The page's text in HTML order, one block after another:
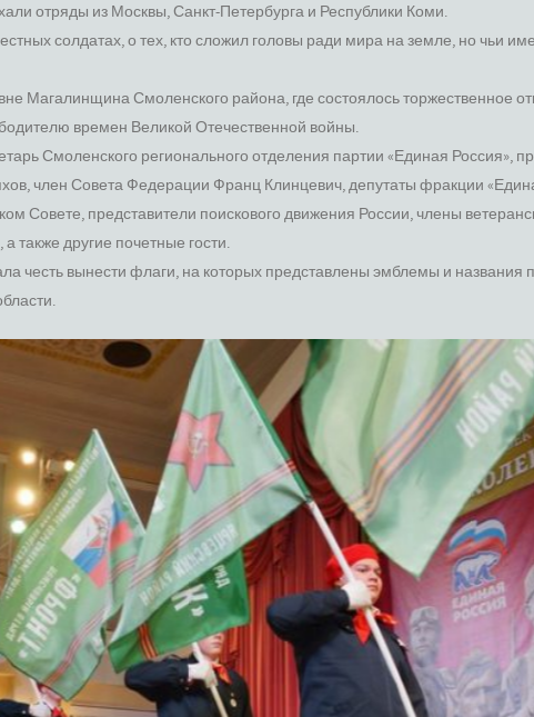
отряды из Москвы, Санкт-Петербурга и Республики Коми.
солдатах, о тех, кто сложил головы ради мира на земле, но чьи
Магалинщина Смоленского района, где состоялось торжественное
времен Великой Отечественной войны.
Смоленского регионального отделения партии «Единая Россия»,
член Совета Федерации Франц Клинцевич, депутаты фракции
Совете, представители поискового движения России, члены
также другие почетные гости.
честь вынести флаги, на которых представлены эмблемы и названия